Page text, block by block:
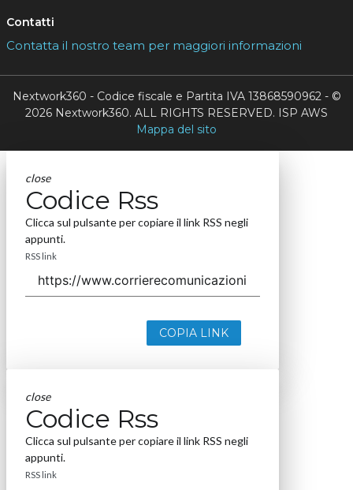
Contatti
Contatta il nostro team per maggiori informazioni
Nextwork360 - Codice fiscale e Partita IVA 13868590962 - ©
2026 Nextwork360. ALL RIGHTS RESERVED. ISP AWS
Mappa del sito
close
Codice Rss
Clicca sul pulsante per copiare il link RSS negli
appunti.
RSS link
COPIA LINK
close
Codice Rss
Clicca sul pulsante per copiare il link RSS negli
appunti.
RSS link